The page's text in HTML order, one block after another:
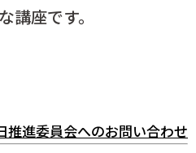
講座です。
推進委員会へのお問い合わせ